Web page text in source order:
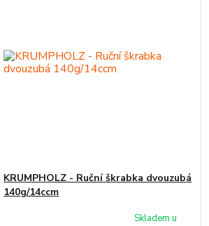
KRUMPHOLZ - Ruční škrabka dvouzubá
140g/14ccm
Skladem u